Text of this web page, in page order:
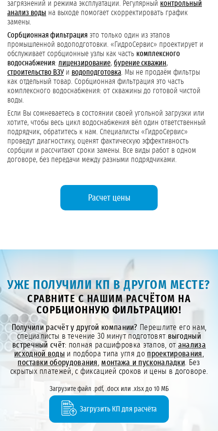
загрязнений и режима эксплуатации. Регулярный контрольный
анализ воды на выходе помогает скорректировать график
замены.
Сорбционная фильтрация это только один из этапов
промышленной водоподготовки. «ГидроСервис» проектирует и
обслуживает сорбционные узлы как часть комплексного
водоснабжения: лицензирование, бурение скважин,
строительство ВЗУи водоподготовка . Мы не продаём фильтры
как отдельный товар. Сорбционная фильтрация это часть
комплексного водоснабжения: от скважины до готовой чистой
воды.
Если Вы сомневаетесь в состоянии своей угольной загрузки или
хотите, чтобы весь цикл водоснабжения вёл один ответственный
подрядчик, обратитесь к нам. Специалисты «ГидроСервис»
проведут диагностику, оценят фактическую эффективность
сорбции и рассчитают сроки замены. Все виды работ в одном
договоре, без передачи между разными подрядчиками.
Расчет цены
УЖЕ ПОЛУЧИЛИ КП В ДРУГОМ МЕСТЕ?
СРАВНИТЕ С НАШИМ РАСЧЁТОМ НА
СОРБЦИОННУЮ ФИЛЬТРАЦИЮ!
Получили расчёт у другой компании? Перешлите его нам,
специалисты в течение 30 минут подготовят выгодный
встречный счёт: полная расшифровка этапов, от анализа
исходной воды и подбора типа угля до проектирования
поставки оборудования монтажа и пусконаладки . Без
скрытых платежей, с фиксацией сроков и цены в договоре.
Загрузите файл .pdf, .docx или .xlsx до 10 МБ
Загрузить КП для расчёта